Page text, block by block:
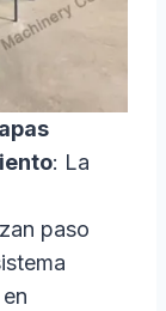
: La
paso